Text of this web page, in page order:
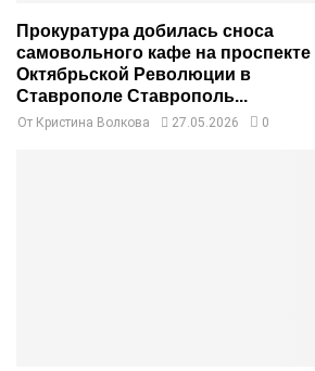
Прокуратура добилась сноса
самовольного кафе на проспекте
Октябрьской Революции в
Ставрополе Ставрополь...
От Кристина Волкова 27.05.2026 0